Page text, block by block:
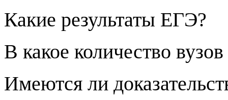
Какие результаты ЕГЭ?
В какое количество
Имеются ли